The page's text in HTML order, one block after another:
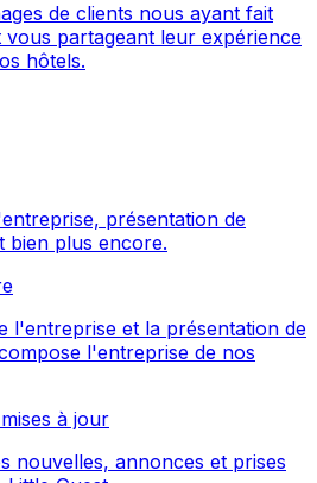
de clients nous ayant fait
vous partageant leur expérience
hôtels.
présentation de
bien plus encore.
l'entreprise et la présentation de
l'entreprise de nos
à jour
nouvelles, annonces et prises